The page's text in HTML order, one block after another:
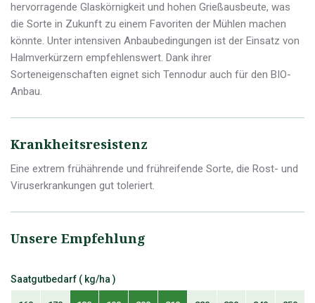
hervorragende Glaskörnigkeit und hohen Grießausbeute, was
die Sorte in Zukunft zu einem Favoriten der Mühlen machen
könnte. Unter intensiven Anbaubedingungen ist der Einsatz von
Halmverkürzern empfehlenswert. Dank ihrer
Sorteneigenschaften eignet sich Tennodur auch für den BIO-
Anbau.
Krankheitsresistenz
Eine extrem frühährende und frühreifende Sorte, die Rost- und
Viruserkrankungen gut toleriert.
Unsere Empfehlung
Saatgutbedarf ( kg/ha )